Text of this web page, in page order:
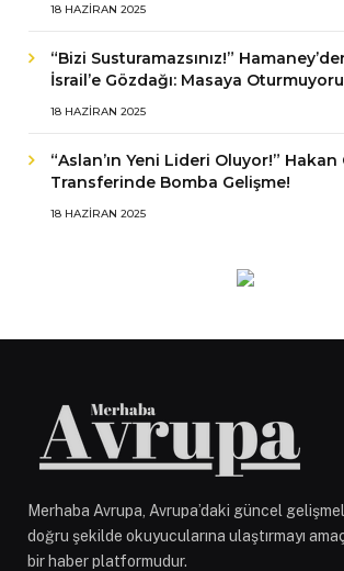
18 HAZIRAN 2025
“Bizi Susturamazsınız!”
İsrail’e Gözdağı: Masaya
18 HAZIRAN 2025
“Aslan’ın Yeni Lideri Oluyor!”
Transferinde Bomba Gelişme!
18 HAZIRAN 2025
Merhaba Avrupa, Avrupa’daki güncel
doğru şekilde okuyucularına ulaştırmayı
bir haber platformudur.